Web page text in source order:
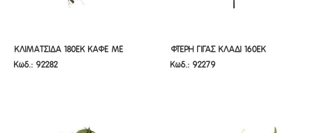
ΚΛΙΜΑΤΣΙΔΑ 180ΕΚ ΚΑΦΕ ΜΕ
ΒΡΥΑ
ΚΛΙΜΑΤΣΙΔΑ 180ΕΚ ΚΑΦΕ ΜΕ
ΒΡΥΑ
Κωδ.: 92282
ΦΤΕΡΗ ΓΙΓΑΣ ΚΛΑΔΙ 160ΕΚ
ΦΤΕΡΗ ΓΙΓΑΣ ΚΛΑΔΙ 160ΕΚ
Κωδ.: 92279